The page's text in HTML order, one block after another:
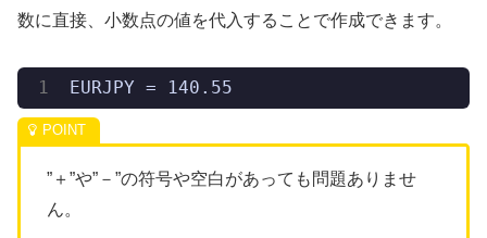
数に直接、小数点の値を代入することで作成できます。
EURJPY = 140.55
”＋”や”－”の符号や空白があっても問題ありませ
ん。